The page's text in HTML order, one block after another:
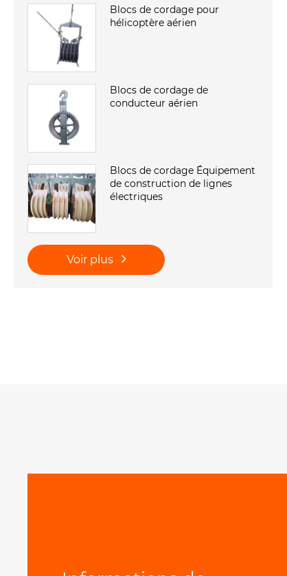
Blocs de cordage pour
hélicoptère aérien
Blocs de cordage de
conducteur aérien
Blocs de cordage Équipement
de construction de lignes
électriques
Voir plus